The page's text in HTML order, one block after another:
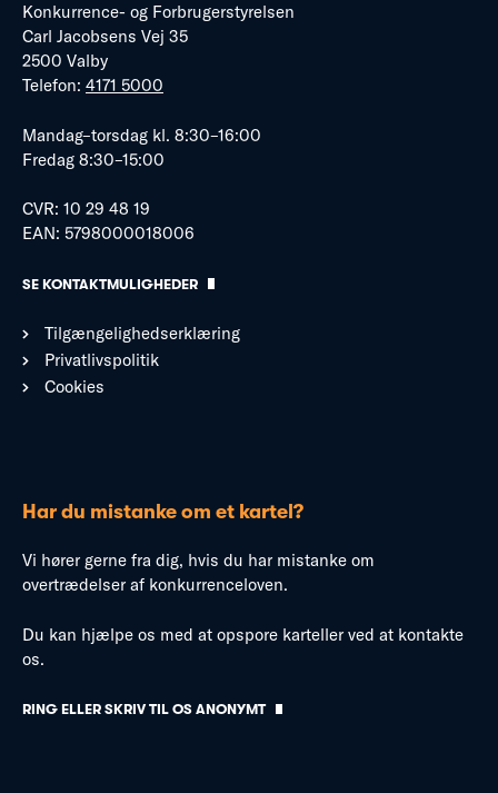
Konkurrence- og Forbrugerstyrelsen
Carl Jacobsens Vej 35
2500 Valby
Telefon: 4171 5000
Mandag–torsdag kl. 8:30–16:00
Fredag 8:30–15:00
CVR: 10 29 48 19
EAN: 5798000018006
SE KONTAKTMULIGHEDER
Tilgængelighedserklæring
Privatlivspolitik
Cookies
Har du mistanke om et kartel?
Vi hører gerne fra dig, hvis du har mistanke om
overtrædelser af konkurrenceloven.
Du kan hjælpe os med at opspore karteller ved at kontakte
os.
RING ELLER SKRIV TIL OS ANONYMT